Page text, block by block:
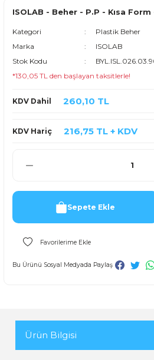
ISOLAB - Beher - P.P - Kısa
Kategori
Plastik Beher
Marka
ISOLAB
Stok Kodu
*130,05 TL den başlayan taksitlerle!
KDV Dahil 260,10 TL
KDV Hariç 216,75 TL + KDV
Sepete Ekle
Bu Ürünü Sosyal Medyada Paylaş
Ürün Bilgisi